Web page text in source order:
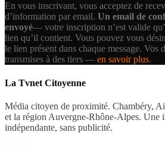
En vous inscrivant, vous acceptez de
d’information par email. Un email de
envoyé— votre inscription n’est valide
lien qu’il contient. Vous pouvez vous
le lien présent dans chaque message. Vos
transmises à des tiers — en savoir plus.
La Tvnet Citoyenne
Média citoyen de proximité. Chambéry,
et la région Auvergne-Rhône-Alpes. Une
indépendante, sans publicité.